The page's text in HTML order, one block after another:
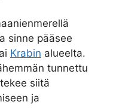
sinne pääsee
Krabin alueelta.
tunnettu
siitä
ja